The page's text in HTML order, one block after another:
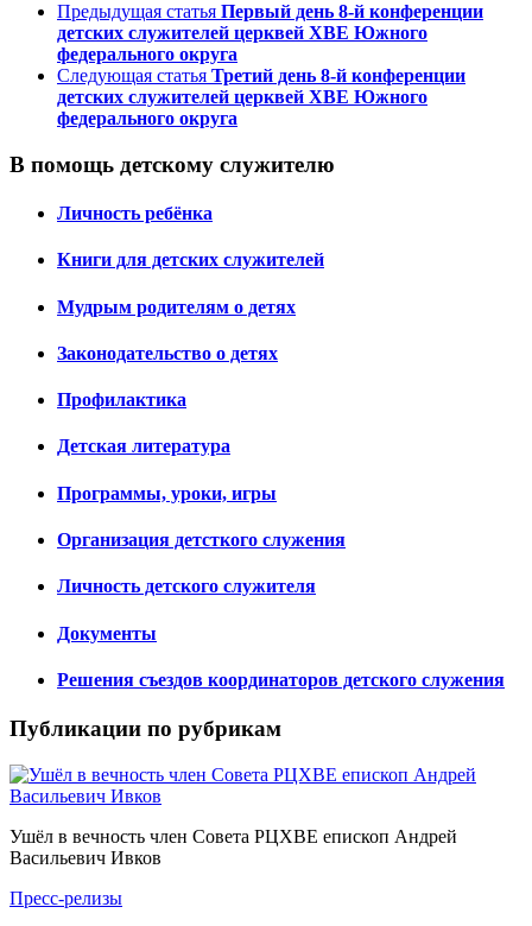
Предыдущая статья Первый день 8-й конференции
детских служителей церквей ХВЕ Южного
федерального округа
Следующая статья Третий день 8-й конференции
детских служителей церквей ХВЕ Южного
федерального округа
В помощь детскому служителю
Личность ребёнка
Книги для детских служителей
Мудрым родителям о детях
Законодательство о детях
Профилактика
Детская литература
Программы, уроки, игры
Организация детсткого служения
Личность детского служителя
Документы
Решения съездов координаторов детского служения
Публикации по рубрикам
Ушёл в вечность член Совета РЦХВЕ епископ Андрей
Васильевич Ивков
Пресс-релизы